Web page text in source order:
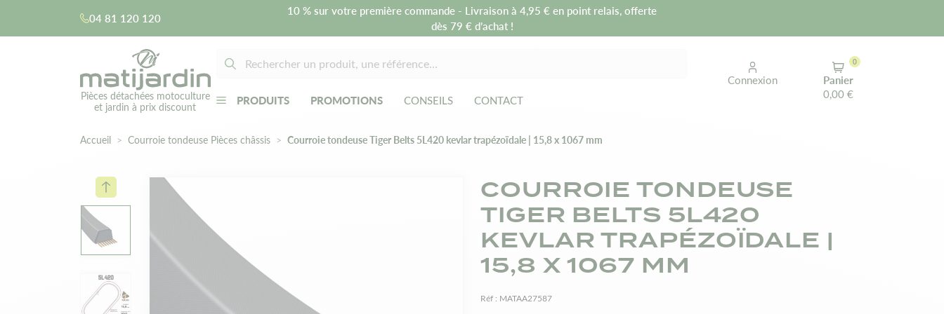
04 81 120 120
10 % sur votre première commande - Livraison à 4,95 € en point relais, offerte
dès 79 € d’achat !
Pièces détachées motoculture
et jardin à prix discount
PRODUITS PROMOTIONS CONSEILS CONTACT
Connexion
Panier
0,00 €
0
Accueil Courroie tondeuse Pièces châssis Courroie tondeuse Tiger Belts 5L420 kevlar trapézoïdale | 15,8 x 1067 mm
COURROIE TONDEUSE
TIGER BELTS 5L420
KEVLAR TRAPÉZOÏDALE |
15,8 X 1067 MM
Réf : MATAA27587